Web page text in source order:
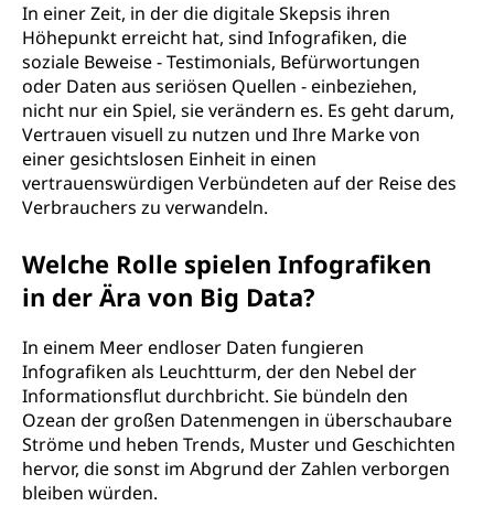
In einer Zeit, in der die digitale Skepsis ihren
Höhepunkt erreicht hat, sind Infografiken, die
soziale Beweise - Testimonials, Befürwortungen
oder Daten aus seriösen Quellen - einbeziehen,
nicht nur ein Spiel, sie verändern es. Es geht darum,
Vertrauen visuell zu nutzen und Ihre Marke von
einer gesichtslosen Einheit in einen
vertrauenswürdigen Verbündeten auf der Reise des
Verbrauchers zu verwandeln.
Welche Rolle spielen Infografiken
in der Ära von Big Data?
In einem Meer endloser Daten fungieren
Infografiken als Leuchtturm, der den Nebel der
Informationsflut durchbricht. Sie bündeln den
Ozean der großen Datenmengen in überschaubare
Ströme und heben Trends, Muster und Geschichten
hervor, die sonst im Abgrund der Zahlen verborgen
bleiben würden.